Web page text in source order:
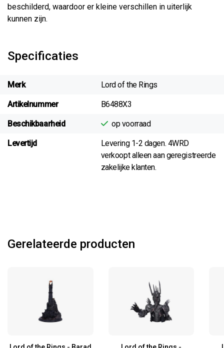
beschilderd, waardoor er kleine verschillen in uiterlijk
kunnen zijn.
Specificaties
Merk Lord of the Rings
Artikelnummer B6488X3
Beschikbaarheid op voorraad
Levertijd
Levering 1-2 dagen. 4WRD
verkoopt alleen aan geregistreerde
zakelijke klanten.
Gerelateerde producten